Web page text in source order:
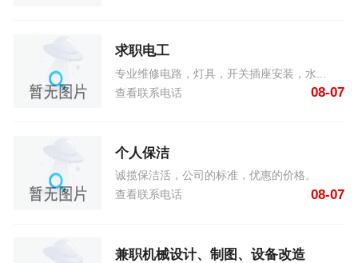
求职电工
专业维修电路，灯具，开关插座安装，水...
查看联系电话
08-07
个人保洁
诚揽保洁活，公司的标准，优惠的价格。
查看联系电话
08-07
兼职机械设计、制图、设备改造